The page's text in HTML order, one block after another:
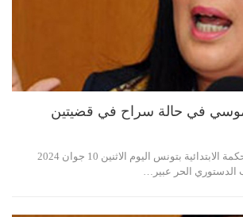
موسي في حالة سراح في قضيتين
قررا قاضيا التحقيق بالمحكمة الابتدائية بتونس اليوم الاثنين 10 جوان 2024
الدستوري الحر عبير…